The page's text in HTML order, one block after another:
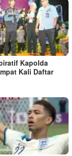
Kapolda
Kali Daftar